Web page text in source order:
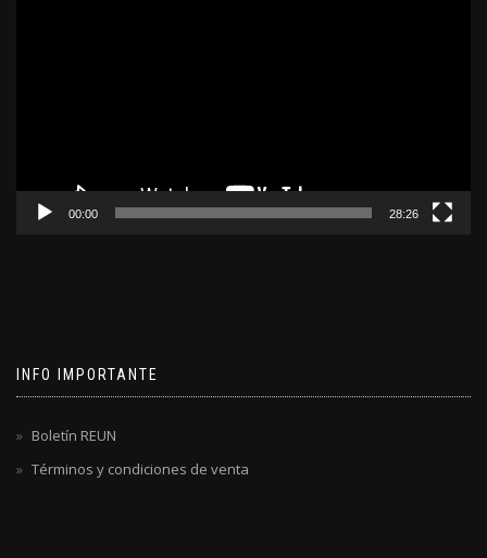
00:00 28:26
INFO IMPORTANTE
Boletín REUN
Términos y condiciones de venta